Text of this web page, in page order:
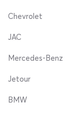
Chevrolet
JAC
Mercedes-Benz
Jetour
BMW